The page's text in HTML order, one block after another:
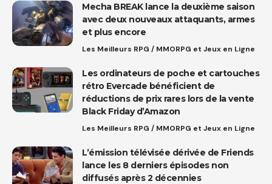
Mecha BREAK lance la deuxième saison
avec deux nouveaux attaquants, armes
et plus encore
Les Meilleurs RPG / MMORPG et Jeux en Ligne
Les ordinateurs de poche et cartouches
rétro Evercade bénéficient de
réductions de prix rares lors de la vente
Black Friday d’Amazon
Les Meilleurs RPG / MMORPG et Jeux en Ligne
L’émission télévisée dérivée de Friends
lance les 8 derniers épisodes non
diffusés après 2 décennies